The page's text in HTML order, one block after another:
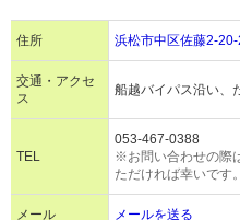
住所 浜松市中区佐藤2-20-
交通・アクセ
ス
船越バイパス沿い、
TEL
053-467-0388
※お問い合わせの際
ただければ幸いです。
メール メールを送る